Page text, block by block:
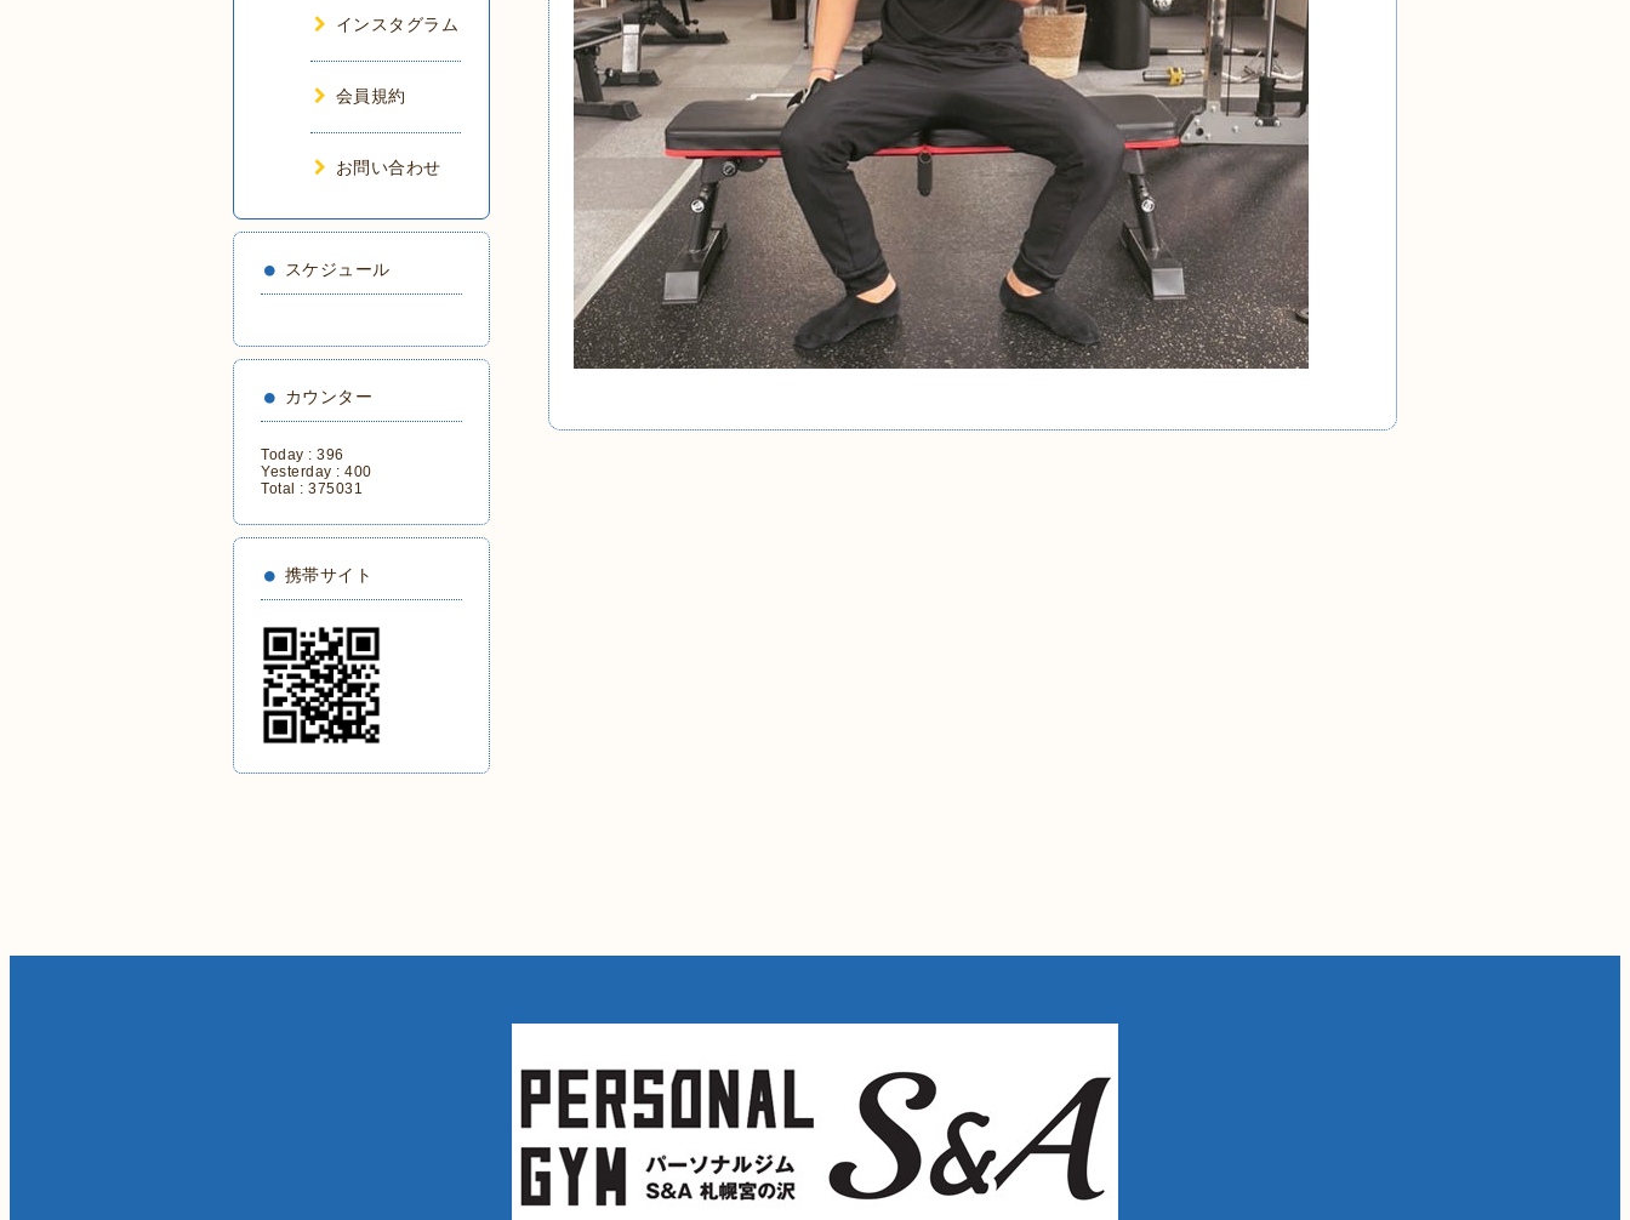
インスタグラム
会員規約
お問い合わせ
スケジュール
カウンター
Today : 396
Yesterday : 400
Total : 375031
携帯サイト